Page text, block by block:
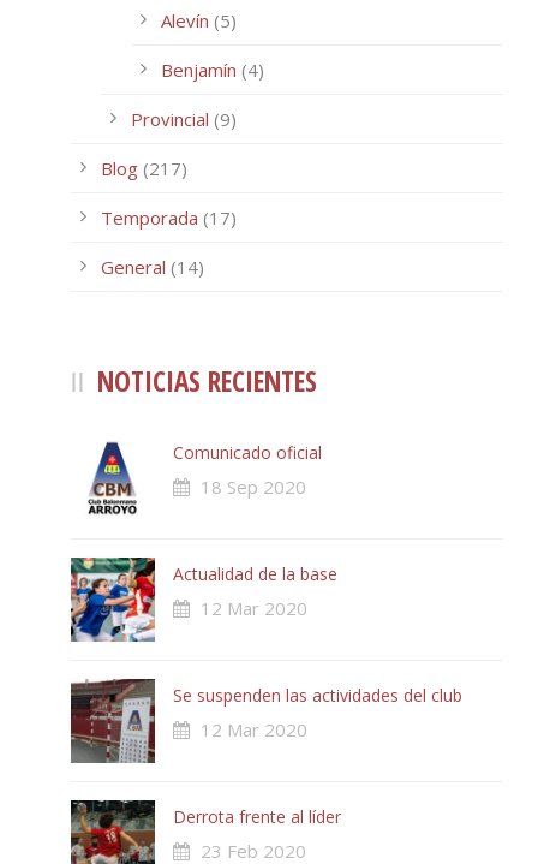
Alevín (5)
Benjamín (4)
Provincial (9)
Blog (217)
Temporada (17)
General (14)
NOTICIAS RECIENTES
Comunicado oficial
18 Sep 2020
Actualidad de la base
12 Mar 2020
Se suspenden las actividades del club
12 Mar 2020
Derrota frente al líder
23 Feb 2020